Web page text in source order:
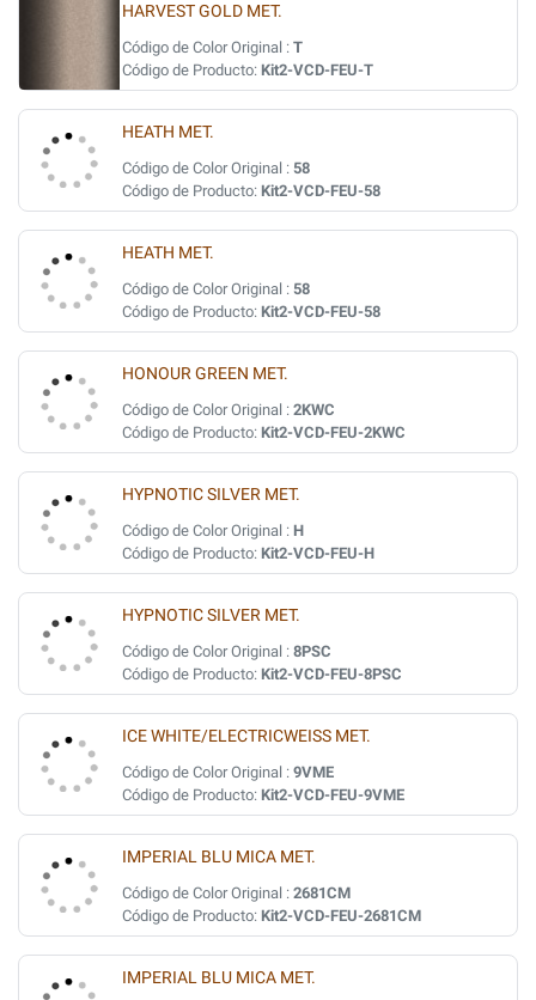
HARVEST GOLD MET.
Código de Color Original : T
Código de Producto: Kit2-VCD-FEU-T
HEATH MET.
Código de Color Original : 58
Código de Producto: Kit2-VCD-FEU-58
HEATH MET.
Código de Color Original : 58
Código de Producto: Kit2-VCD-FEU-58
HONOUR GREEN MET.
Código de Color Original : 2KWC
Código de Producto: Kit2-VCD-FEU-2KWC
HYPNOTIC SILVER MET.
Código de Color Original : H
Código de Producto: Kit2-VCD-FEU-H
HYPNOTIC SILVER MET.
Código de Color Original : 8PSC
Código de Producto: Kit2-VCD-FEU-8PSC
ICE WHITE/ELECTRICWEISS MET.
Código de Color Original : 9VME
Código de Producto: Kit2-VCD-FEU-9VME
IMPERIAL BLU MICA MET.
Código de Color Original : 2681CM
Código de Producto: Kit2-VCD-FEU-2681CM
IMPERIAL BLU MICA MET.